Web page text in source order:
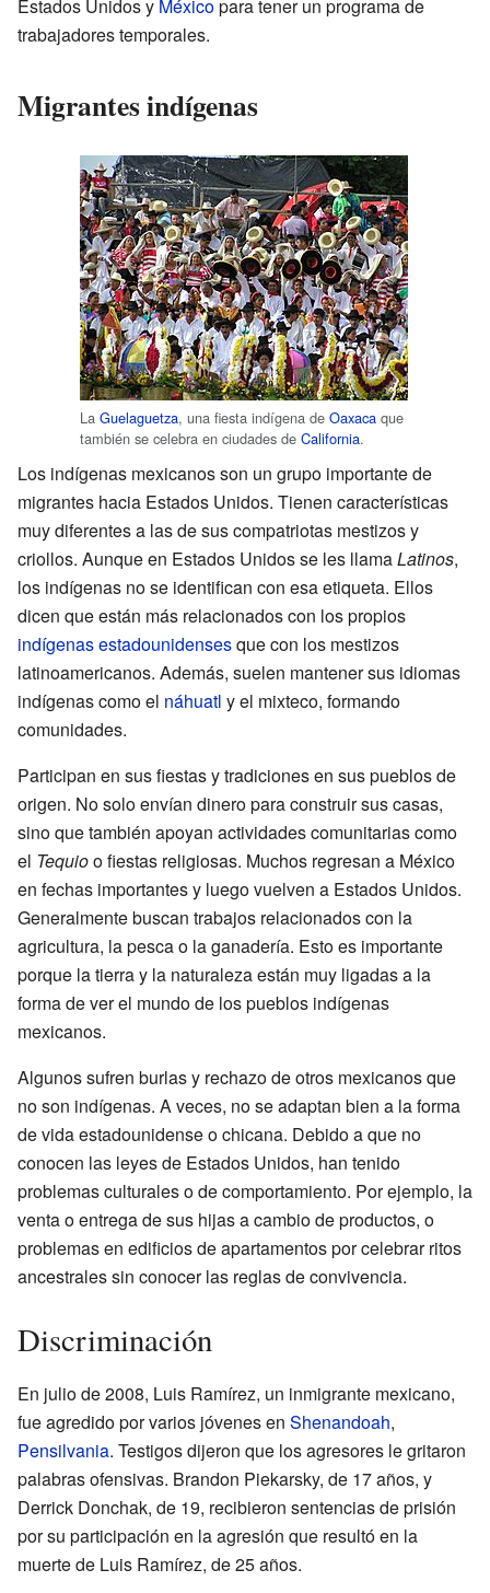
Estados Unidos y Méxicopara tener un programa de
trabajadores temporales.
Migrantes indígenas
La Guelaguetza, una fiesta indígena de Oaxaca que
también se celebra en ciudades de California.
Los indígenas mexicanos son un grupo importante de
migrantes hacia Estados Unidos. Tienen características
muy diferentes a las de sus compatriotas mestizos y
criollos. Aunque en Estados Unidos se les llamaLatinos,
los indígenas no se identifican con esa etiqueta. Ellos
dicen que están más relacionados con los propios
indígenas estadounidensesque con los mestizos
latinoamericanos. Además, suelen mantener sus idiomas
indígenas como el náhuatl y el mixteco, formando
comunidades.
Participan en sus fiestas y tradiciones en sus pueblos de
origen. No solo envían dinero para construir sus casas,
sino que también apoyan actividades comunitarias como
el Tequioo fiestas religiosas. Muchos regresan a México
en fechas importantes y luego vuelven a Estados Unidos.
Generalmente buscan trabajos relacionados con la
agricultura, la pesca o la ganadería. Esto es importante
porque la tierra y la naturaleza están muy ligadas a la
forma de ver el mundo de los pueblos indígenas
mexicanos.
Algunos sufren burlas y rechazo de otros mexicanos que
no son indígenas. A veces, no se adaptan bien a la forma
de vida estadounidense o chicana. Debido a que no
conocen las leyes de Estados Unidos, han tenido
problemas culturales o de comportamiento. Por ejemplo, la
venta o entrega de sus hijas a cambio de productos, o
problemas en edificios de apartamentos por celebrar ritos
ancestrales sin conocer las reglas de convivencia.
Discriminación
En julio de 2008, Luis Ramírez, un inmigrante mexicano,
fue agredido por varios jóvenes en Shenandoah,
Pensilvania. Testigos dijeron que los agresores le gritaron
palabras ofensivas. Brandon Piekarsky, de 17 años, y
Derrick Donchak, de 19, recibieron sentencias de prisión
por su participación en la agresión que resultó en la
muerte de Luis Ramírez, de 25 años.